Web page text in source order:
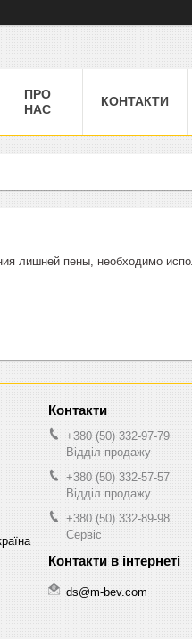
ПРО
НАС
КОНТАКТИ
лишней пены, необходимо
+380 (50) 332-97-79
Відділ продажу
+380 (50) 332-57-57
Відділ продажу
+380 (50) 332-89-98
Сервіс
ds@m-bev.com